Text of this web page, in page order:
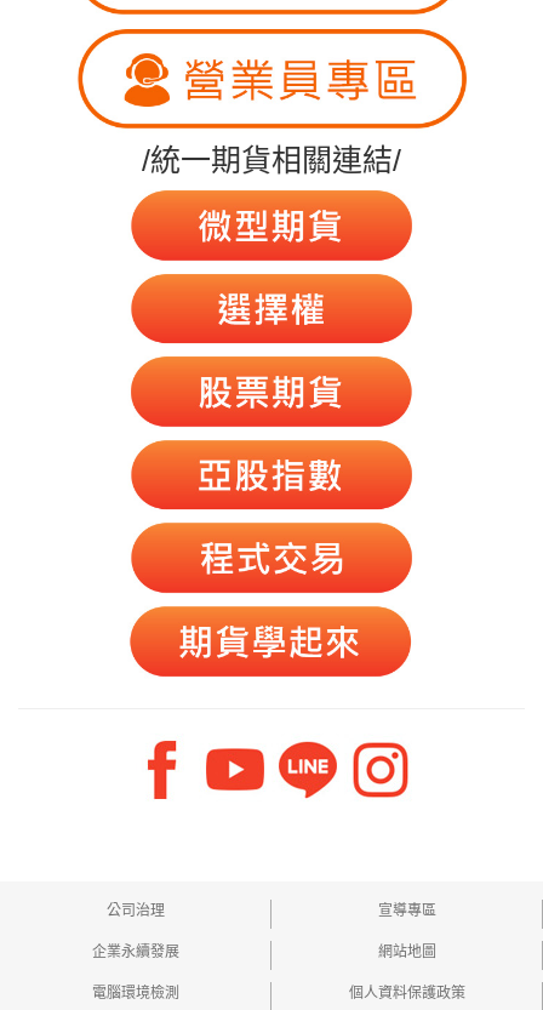
/統一期貨相關連結/
公司治理 宣導專區
企業永續發展 網站地圖
電腦環境檢測 個人資料保護政策